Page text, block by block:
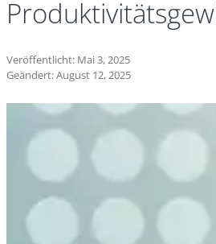
Veröffentlicht: Mai 3, 2025
Geändert: August 12, 2025